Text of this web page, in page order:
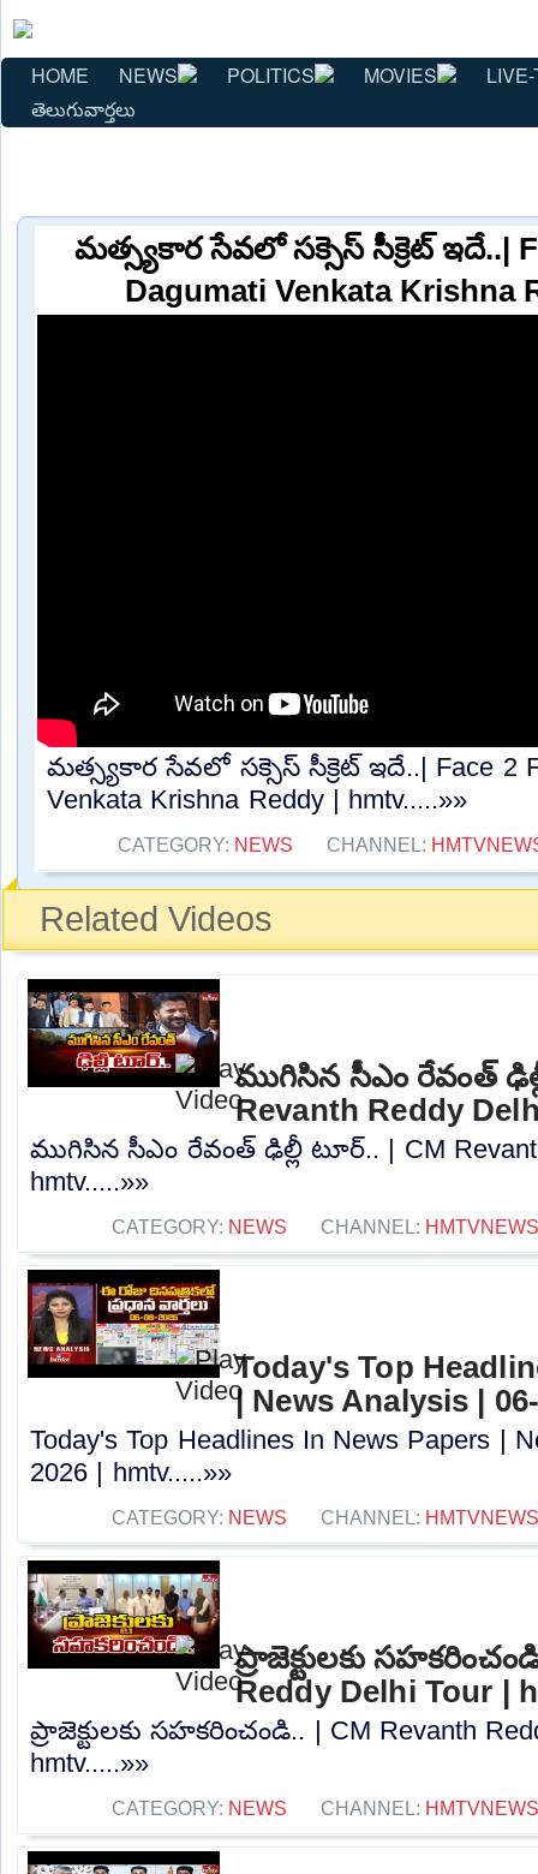
HOME NEWS POLITICS MOVIES
తెలుగువార్తలు
మత్స్యకార సేవలో సక్సెస్ సీక్రెట్ ఇదే..|
Dagumati Venkata Krishna
మత్స్యకార సేవలో సక్సెస్ సీక్రెట్ ఇదే..| Face 2
Venkata Krishna Reddy | hmtv.....»»
CATEGORY: NEWS CHANNEL:
Related Videos
ముగిసిన సీఎం రేవంత్
Revanth Reddy
ముగిసిన సీఎం రేవంత్ ఢిల్లీ టూర్.. | CM
hmtv.....»»
CATEGORY: NEWS CHANNEL: HMTVNEWS
Today's Top
| News Analysis |
Today's Top Headlines In News Papers |
2026 | hmtv.....»»
CATEGORY: NEWS CHANNEL: HMTVNEWS
ప్రాజెక్టులకు
Reddy Delhi Tour |
ప్రాజెక్టులకు సహకరించండి.. | CM Revanth
hmtv.....»»
CATEGORY: NEWS CHANNEL: HMTVNEWS